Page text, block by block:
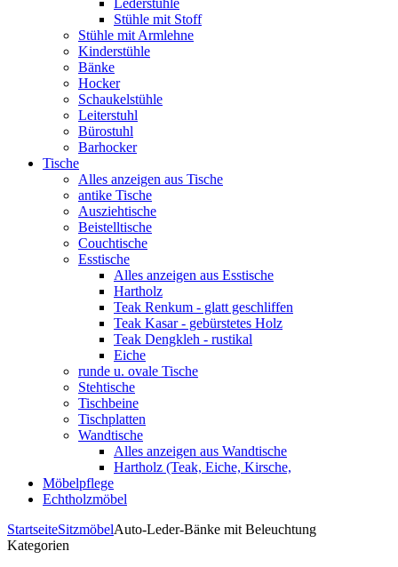
Lederstühle
Stühle mit Stoff
Stühle mit Armlehne
Kinderstühle
Bänke
Hocker
Schaukelstühle
Leiterstuhl
Bürostuhl
Barhocker
Tische
Alles anzeigen aus Tische
antike Tische
Ausziehtische
Beistelltische
Couchtische
Esstische
Alles anzeigen aus Esstische
Hartholz
Teak Renkum - glatt geschliffen
Teak Kasar - gebürstetes Holz
Teak Dengkleh - rustikal
Eiche
runde u. ovale Tische
Stehtische
Tischbeine
Tischplatten
Wandtische
Alles anzeigen aus Wandtische
Hartholz (Teak, Eiche, Kirsche,
Möbelpflege
Echtholzmöbel
StartseiteSitzmöbelAuto-Leder-Bänke mit Beleuchtung
Kategorien